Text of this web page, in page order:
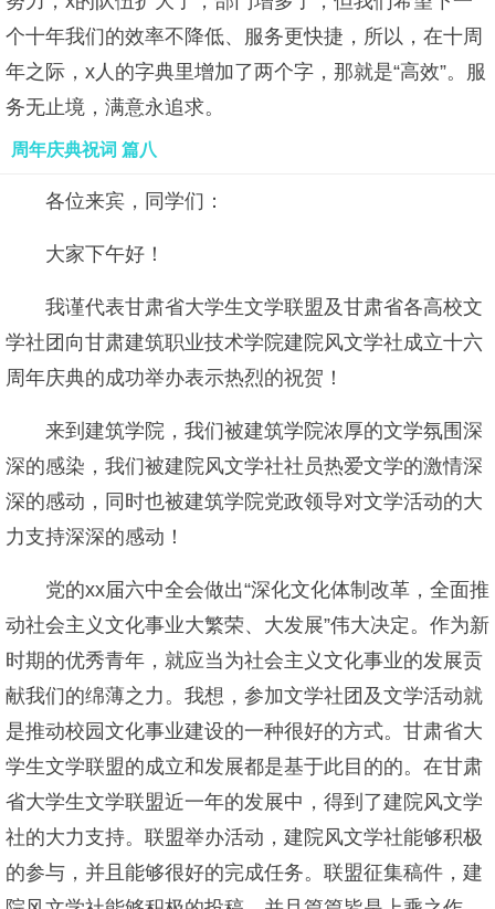
个十年我们的效率不降低、服务更快捷，所以，在十周
年之际，x人的字典里增加了两个字，那就是“高效”。服
务无止境，满意永追求。
周年庆典祝词 篇八
各位来宾，同学们：
大家下午好！
我谨代表甘肃省大学生文学联盟及甘肃省各高校文
学社团向甘肃建筑职业技术学院建院风文学社成立十六
周年庆典的成功举办表示热烈的祝贺！
来到建筑学院，我们被建筑学院浓厚的文学氛围深
深的感染，我们被建院风文学社社员热爱文学的激情深
深的感动，同时也被建筑学院党政领导对文学活动的大
力支持深深的感动！
党的xx届六中全会做出“深化文化体制改革，全面推
动社会主义文化事业大繁荣、大发展”伟大决定。作为新
时期的优秀青年，就应当为社会主义文化事业的发展贡
献我们的绵薄之力。我想，参加文学社团及文学活动就
是推动校园文化事业建设的一种很好的方式。甘肃省大
学生文学联盟的成立和发展都是基于此目的的。在甘肃
省大学生文学联盟近一年的发展中，得到了建院风文学
社的大力支持。联盟举办活动，建院风文学社能够积极
的参与，并且能够很好的完成任务。联盟征集稿件，建